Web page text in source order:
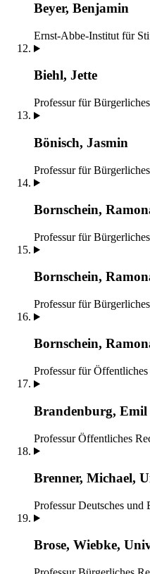
Beyer, Benjamin
Ernst-Abbe-Institut für
Biehl, Jette
Professur für
Bönisch, Jasmin
Professur für
Bornschein,
Professur für
Bornschein,
Professur für
Bornschein,
Professur für
Brandenburg, Emil
Professur Öffentliches
Brenner, Michael,
Professur Deutsches und
Brose, Wiebke,